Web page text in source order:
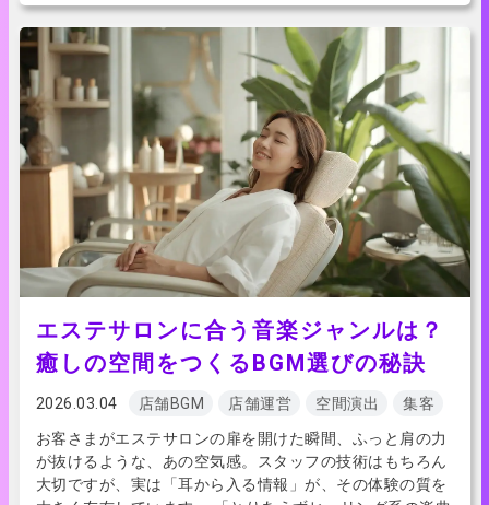
エステサロンに合う音楽ジャンルは？
癒しの空間をつくるBGM選びの秘訣
2026.03.04 店舗BGM 店舗運営 空間演出
集客
お客さまがエステサロンの扉を開けた瞬間、ふっと肩の力
が抜けるような、あの空気感。スタッフの技術はもちろん
大切ですが、実は「耳から入る情報」が、その体験の質を